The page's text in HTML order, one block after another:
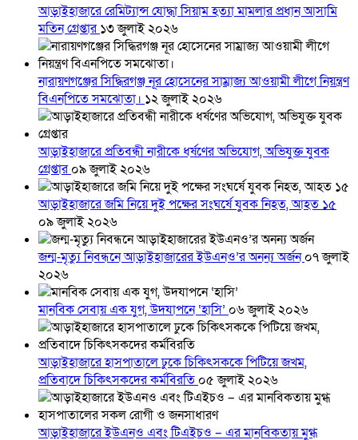
আড়াইহাজারে রেমিট্যান্স যোদ্ধা সিয়াম হত্যা মামলার প্রধান আসামি
মতিন গ্রেপ্তার১৩ জুলাই ২০২৬
নারায়ণগঞ্জের সিদ্ধিরগঞ্জ নূর হোসেনের সাম্রাজ্য আওয়ামী লীগে নিয়ন্ত্রণ
বিএনপিতে সমঝোতা। ১২ জুলাই ২০২৬
আড়াইহাজারে প্রতিবন্ধী নারীকে ধর্ষণের অভিযোগ, অভিযুক্ত যুবক
গ্রেপ্তার০৯ জুলাই ২০২৬
আড়াইহাজারে জমি নিয়ে দুই পক্ষের সংঘর্ষে যুবক নিহত, আহত ১৫
০৯ জুলাই ২০২৬
জন্ম-মৃত্যু নিবন্ধনে আড়াইহাজারের ইউএনও’র অনন্য অর্জন০৭ জুলাই
২০২৬
মানবিক সেবায় এক যুগ, উদযাপনে ‘হাসি’ ০৬ জুলাই ২০২৬
আড়াইহাজারে হাসপাতালে ঢুকে চিকিৎসককে পিটিয়ে জখম,
প্রতিবাদে চিকিৎসকদের কর্মবিরতি ০৫ জুলাই ২০২৬
আড়াইহাজারে ইউএনও এবং টিএইচও – এর মানবিকতায় মুগ্ধ